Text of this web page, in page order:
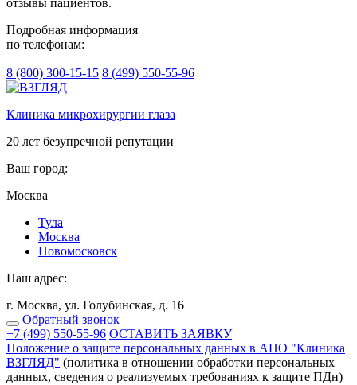
отзывы пациентов.
Подробная информация
по телефонам:
8 (800) 300-15-15 8 (499) 550-55-96
Клиника микрохирургии глаза
20 лет безупречной репутации
Ваш город:
Москва
Тулa
Москва
Новомосковск
Наш адрес:
г. Москва, ул. Голубинская, д. 16
Обратный звонок
+7 (499) 550-55-96 ОСТАВИТЬ ЗАЯВКУ
Положение о защите персональных данных в АНО "Клиника
ВЗГЛЯД" (политика в отношении обработки персональных
данных, сведения о реализуемых требованиях к защите ПДн)